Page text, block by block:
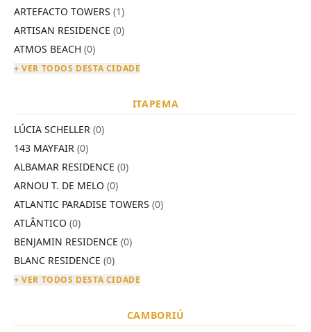
ARTEFACTO TOWERS (1)
ARTISAN RESIDENCE (0)
ATMOS BEACH (0)
+ VER TODOS DESTA CIDADE
ITAPEMA
LÚCIA SCHELLER (0)
143 MAYFAIR (0)
ALBAMAR RESIDENCE (0)
ARNOU T. DE MELO (0)
ATLANTIC PARADISE TOWERS (0)
ATLÂNTICO (0)
BENJAMIN RESIDENCE (0)
BLANC RESIDENCE (0)
+ VER TODOS DESTA CIDADE
CAMBORIÚ